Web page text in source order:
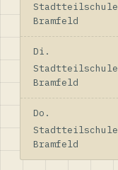
Stadtteilschule
Bramfeld
Di.
Stadtteilschule
Bramfeld
Do.
Stadtteilschule
Bramfeld